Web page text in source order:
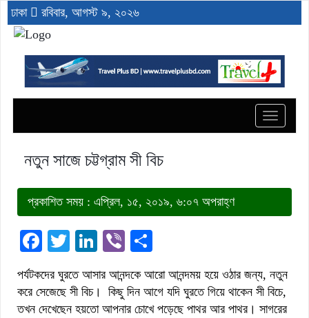
ঢাকা রবিবার, আগস্ট ৯, ২০২৬
Toggle
নতুন সাজে চট্টগ্রাম সী বিচ
প্রকাশিত সময় : এপ্রিল, ১৫, ২০১৯, ৬:০৭ অপরাহ্ণ
Facebook
TwitterLinkedIn
Viber
পর্যটকদের ঘুরতে আসার আনন্দকে আরো আনন্দময় হয়ে ওঠার জন্য, নতুন
করে সেজেছে সী বিচ। কিছু দিন আগে যদি ঘুরতে গিয়ে থাকেন সী বিচে,
তখন দেখেছেন হয়তো আপনার চোখে পড়েছে পাথর আর পাথর। সাগরের